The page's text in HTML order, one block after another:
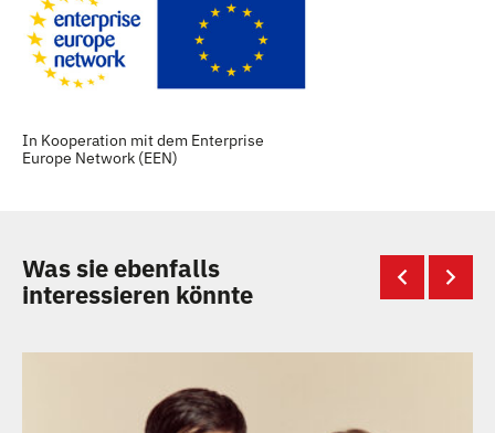
In Kooperation mit dem Enterprise
Europe Network (EEN)
Was sie ebenfalls
interessieren könnte